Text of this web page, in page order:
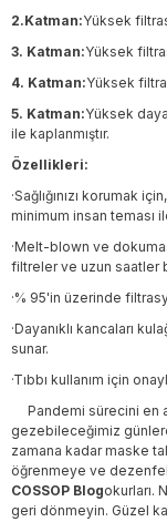
2.Katman:Yüksek
3. Katman:Yüksek
4. Katman:Yüksek
5. Katman:Yüksek
ile kaplanmıştır.
Özellikleri:
·Sağlığınızı korumak
minimum insan teması
·Melt-blown ve
filtreler ve uzun saatler
·% 95'in üzerinde
·Dayanıklı kancaları
sunar.
·Tıbbı kullanım için
Pandemi sürecini en
gezebileceğimiz
zamana kadar maske
öğrenmeye ve
COSSOP Blogokurları.
geri dönmeyin. Güzel